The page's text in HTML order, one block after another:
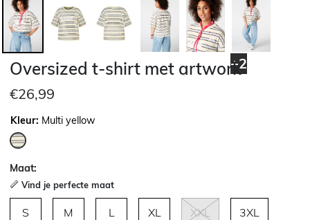
+2
Oversized t-shirt met artwork
€26,99
Kleur: Multi yellow
Maat:
Vind je perfecte maat
S M L XL XXL 3XL